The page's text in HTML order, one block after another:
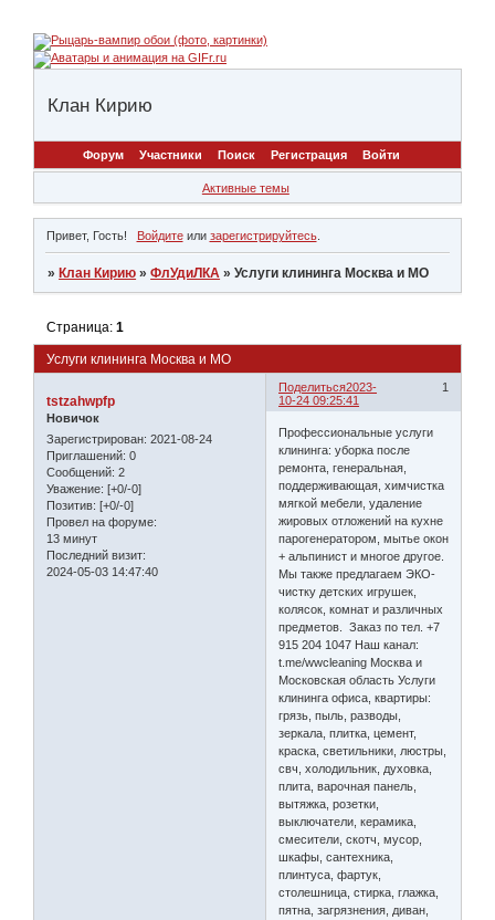
Клан Кирию
Форум Участники Поиск Регистрация Войти
Активные темы
Привет, Гость! Войдитеили зарегистрируйтесь.
» Клан Кирию »ФлУдиЛКА »Услуги клининга Москва и МО
Услуги клининга Москва и МО
Страница:1
Поделиться 1
2023-
10-24 09:25:41
tstzahwpfp
Новичок
Зарегистрирован: 2021-08-24
Приглашений: 0
Сообщений: 2
Уважение: [+0/-0]
Позитив: [+0/-0]
Провел на форуме:
13 минут
Последний визит:
2024-05-03 14:47:40
Профессиональные услуги
клининга: уборка после
ремонта, генеральная,
поддерживающая, химчистка
мягкой мебели, удаление
жировых отложений на кухне
парогенератором, мытье окон
+ альпинист и многое другое.
Мы также предлагаем ЭКО-
чистку детских игрушек,
колясок, комнат и различных
предметов. Заказ по тел. +7
915 204 1047 Наш канал:
t.me/wwcleaning Москва и
Московская область Услуги
клининга офиса, квартиры:
грязь, пыль, разводы,
зеркала, плитка, цемент,
краска, светильники, люстры,
свч, холодильник, духовка,
плита, варочная панель,
вытяжка, розетки,
выключатели, керамика,
смесители, скотч, мусор,
шкафы, сантехника,
плинтуса, фартук,
столешница, стирка, глажка,
пятна, загрязнения, диван,